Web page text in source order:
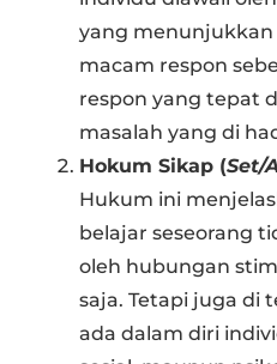
yang
macam respon
respon yang tepat
masalah yang di
Hokum Sikap (Set/
Hukum ini
belajar seseorang
oleh hubungan
saja. Tetapi juga di
ada dalam diri